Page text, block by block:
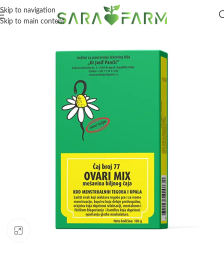
Skip to navigation
Skip to main content
Click to enlarge